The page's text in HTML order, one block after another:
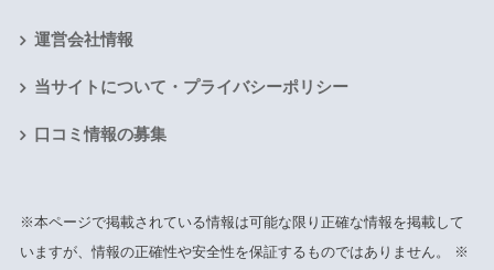
運営会社情報
当サイトについて・プライバシーポリシー
口コミ情報の募集
※本ページで掲載されている情報は可能な限り正確な情報を掲載して
いますが、情報の正確性や安全性を保証するものではありません。 ※